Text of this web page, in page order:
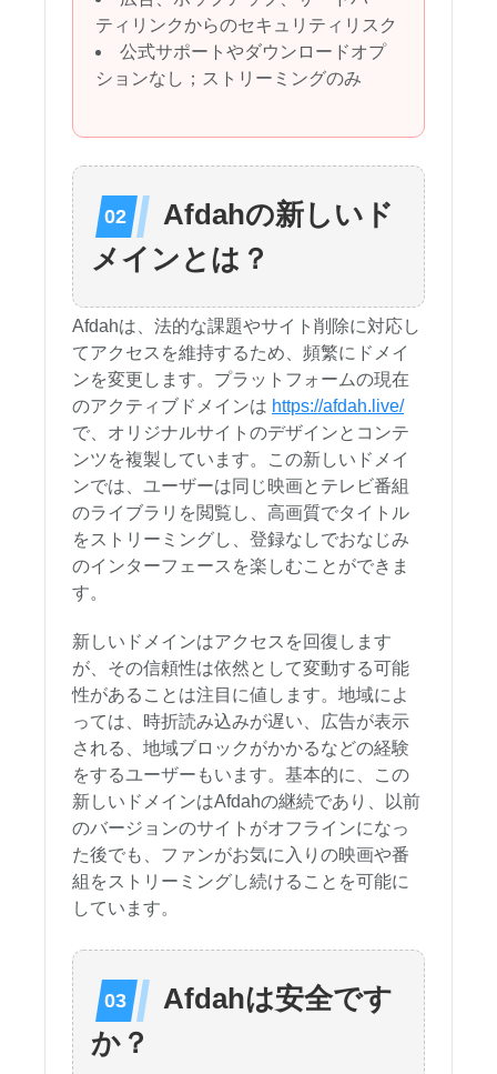
ティリンクからのセキュリティリスク
公式サポートやダウンロードオプ
ションなし；ストリーミングのみ
Afdahの新しいド
メインとは？
Afdahは、法的な課題やサイト削除に対応し
てアクセスを維持するため、頻繁にドメイ
ンを変更します。プラットフォームの現在
のアクティブドメインは https://afdah.live/
で、オリジナルサイトのデザインとコンテ
ンツを複製しています。この新しいドメイ
ンでは、ユーザーは同じ映画とテレビ番組
のライブラリを閲覧し、高画質でタイトル
をストリーミングし、登録なしでおなじみ
のインターフェースを楽しむことができま
す。
新しいドメインはアクセスを回復します
が、その信頼性は依然として変動する可能
性があることは注目に値します。地域によ
っては、時折読み込みが遅い、広告が表示
される、地域ブロックがかかるなどの経験
をするユーザーもいます。基本的に、この
新しいドメインはAfdahの継続であり、以前
のバージョンのサイトがオフラインになっ
た後でも、ファンがお気に入りの映画や番
組をストリーミングし続けることを可能に
しています。
Afdahは安全です
か？